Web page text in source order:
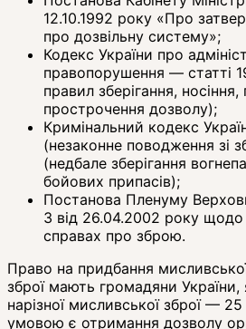
12.10.1992 року «Про
про дозвільну систему»;
Кодекс України про
правопорушення — статті
правил зберігання,
прострочення дозволу);
Кримінальний кодекс
(незаконне поводження зі
(недбале зберігання
бойових припасів);
Постанова Пленуму
3 від 26.04.2002 року щодо
справах про зброю.
Право на придбання
зброї мають громадяни України,
нарізної мисливської зброї —
умовою є отримання дозволу